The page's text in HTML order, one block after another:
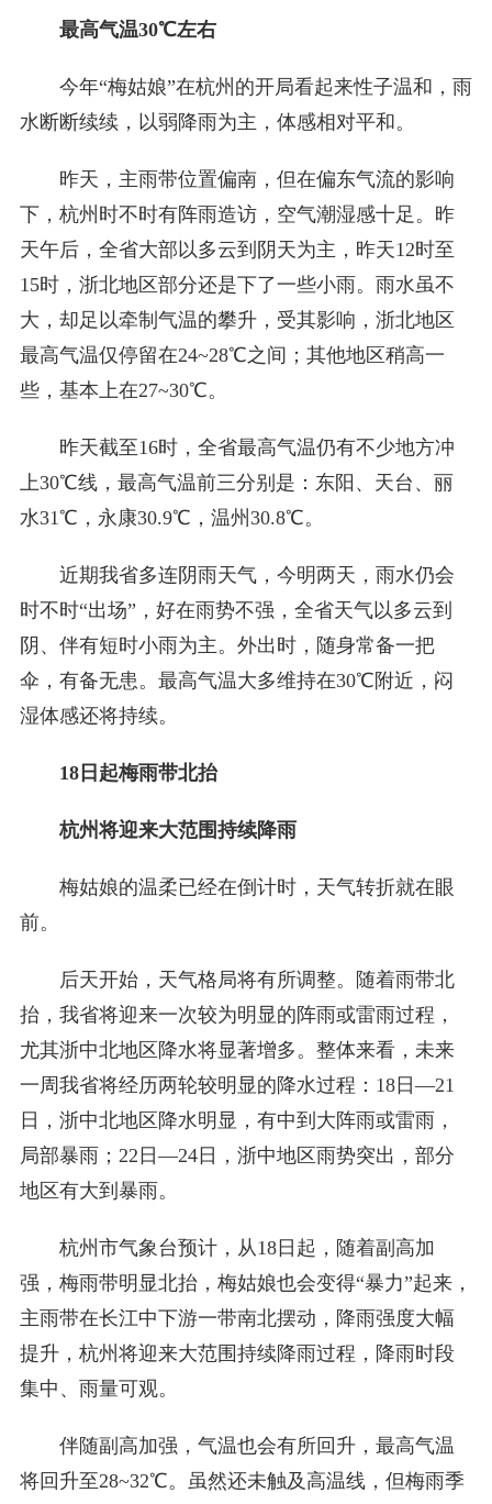
最高气温30℃左右
今年“梅姑娘”在杭州的开局看起来性子温和，雨
水断断续续，以弱降雨为主，体感相对平和。
昨天，主雨带位置偏南，但在偏东气流的影响
下，杭州时不时有阵雨造访，空气潮湿感十足。昨
天午后，全省大部以多云到阴天为主，昨天12时至
15时，浙北地区部分还是下了一些小雨。雨水虽不
大，却足以牵制气温的攀升，受其影响，浙北地区
最高气温仅停留在24~28℃之间；其他地区稍高一
些，基本上在27~30℃。
昨天截至16时，全省最高气温仍有不少地方冲
上30℃线，最高气温前三分别是：东阳、天台、丽
水31℃，永康30.9℃，温州30.8℃。
近期我省多连阴雨天气，今明两天，雨水仍会
时不时“出场”，好在雨势不强，全省天气以多云到
阴、伴有短时小雨为主。外出时，随身常备一把
伞，有备无患。最高气温大多维持在30℃附近，闷
湿体感还将持续。
18日起梅雨带北抬
杭州将迎来大范围持续降雨
梅姑娘的温柔已经在倒计时，天气转折就在眼
前。
后天开始，天气格局将有所调整。随着雨带北
抬，我省将迎来一次较为明显的阵雨或雷雨过程，
尤其浙中北地区降水将显著增多。整体来看，未来
一周我省将经历两轮较明显的降水过程：18日—21
日，浙中北地区降水明显，有中到大阵雨或雷雨，
局部暴雨；22日—24日，浙中地区雨势突出，部分
地区有大到暴雨。
杭州市气象台预计，从18日起，随着副高加
强，梅雨带明显北抬，梅姑娘也会变得“暴力”起来，
主雨带在长江中下游一带南北摆动，降雨强度大幅
提升，杭州将迎来大范围持续降雨过程，降雨时段
集中、雨量可观。
伴随副高加强，气温也会有所回升，最高气温
将回升至28~32℃。虽然还未触及高温线，但梅雨季